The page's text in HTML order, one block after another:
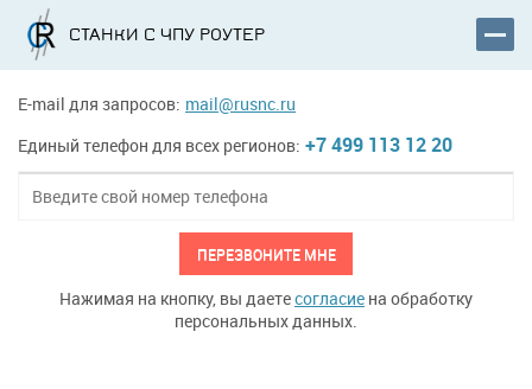
СТАНКИ С ЧПУ РОУТЕР
E-mail для запросов: mail@rusnc.ru
Единый телефон для всех регионов: +7 499 113 12 20
ПЕРЕЗВОНИТЕ МНЕ
Нажимая на кнопку, вы даетесогласие на обработку
персональных данных.